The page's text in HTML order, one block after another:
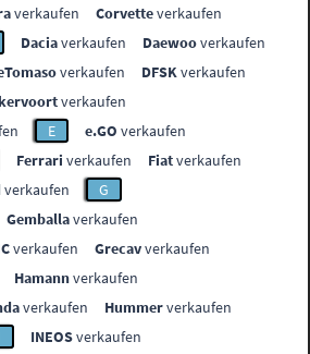
verkaufen Corvetteverkaufen
Daciaverkaufen Daewooverkaufen
verkaufen DFSKverkaufen
verkaufen
E e.GO verkaufen
Ferrari verkaufen Fiatverkaufen
verkaufen
G
Gemballaverkaufen
verkaufen Grecavverkaufen
Hamannverkaufen
verkaufen Hummerverkaufen
INEOSverkaufen